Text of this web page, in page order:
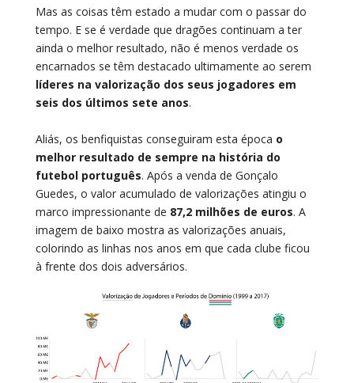
Mas as coisas têm estado a mudar com o passar do
tempo. E se é verdade que dragões continuam a ter
ainda o melhor resultado, não é menos verdade os
encarnados se têm destacado ultimamente ao serem
líderes na valorização dos seus jogadores em
seis dos últimos sete anos.
Aliás, os benfiquistas conseguiram esta época o
melhor resultado de sempre na história do
futebol português. Após a venda de Gonçalo
Guedes, o valor acumulado de valorizações atingiu o
marco impressionante de 87,2 milhões de euros. A
imagem de baixo mostra as valorizações anuais,
colorindo as linhas nos anos em que cada clube ficou
à frente dos dois adversários.